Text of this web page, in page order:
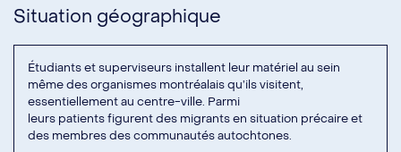
Situation géographique
Étudiants et superviseurs installent leur matériel au sein
même des organismes montréalais qu’ils visitent,
essentiellement au centre-ville. Parmi
leurs patients figurent des migrants en situation précaire et
des membres des communautés autochtones.